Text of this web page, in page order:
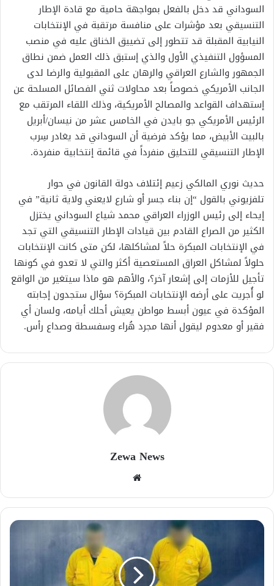
السوداني قد دخل بالفعل بمواجهة حامية مع قادة الإطار
التنسيقي بعد مؤشرات على منافسة مرتقبة في الإنتخابات
النيابية المقبلة قد تتطور إلى تضييق الخناق عليه في منصب
المسؤول التنفيذي الأول والذي إستبق ذلك العمل ضمن نطاق
الجمهور والشارع العراقي والرهان على المقبولية والرضا لدى
الجانب الأمريكي خصوصاً بعد محاولات ثني الفصائل المسلحة عن
إستهداف القواعد والمصالح الأمريكية، وذلك اللقاء المرتقب مع
الرئيس الأمريكي جو بايدن في الخامس عشر من نيسان/أبريل
بالبيت الأبيض، مما يؤكد فرضية أن السوداني قد يغادر سِرب
الإطار التنسيقي للتحليق منفرداً في قائمة إنتخابية منفردة.
حديث نوري المالكي زعيم إئتلاف دولة القانون في حوار
تلفزيوني بالقول “إن بناء جسر أو شارع لايعني ولاية ثانية” في
إيحاء إلى رئيس الوزراء العراقي محمد شياع السوداني يختزل
الكثير من الصراع القادم بين قيادات الإطار التنسيقي التي تجد
في الإنتخابات المبكرة حلاً لمشاكلها، لكن متى كانت الإنتخابات
حلولاً لمشاكل العراق المستعصية أكثر والتي لا تعدو في كونها
تأجيل للأزمات إلى إشعار آخر؟، والأهم هو ماذا سيتغير من الواقع
لو أُجريت على أرضه الإنتخابات المبكرة؟ سؤال ستجدون إجابته
المؤكدة في عيون أبسط مواطن يعيش أحلك أيامه، ولسان أي
فقير أو معدوم ليقول أنها مجرد هُراء وسفسطة وصداع رأس.
Zewa News